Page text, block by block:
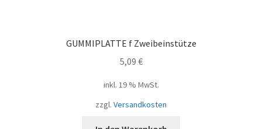
GUMMIPLATTE f Zweibeinstütze
5,09 €
inkl. 19 % MwSt.
zzgl. Versandkosten